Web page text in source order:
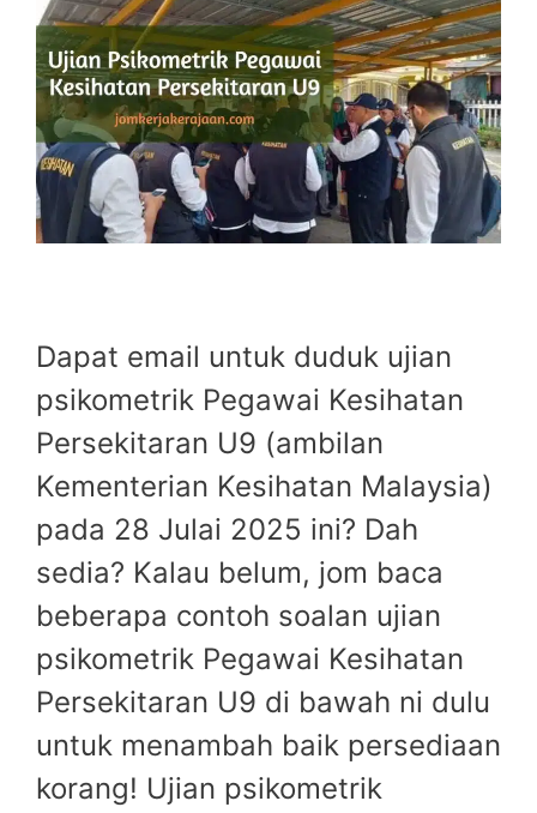
Dapat email untuk duduk ujian
psikometrik Pegawai Kesihatan
Persekitaran U9 (ambilan
Kementerian Kesihatan Malaysia)
pada 28 Julai 2025 ini? Dah
sedia? Kalau belum, jom baca
beberapa contoh soalan ujian
psikometrik Pegawai Kesihatan
Persekitaran U9 di bawah ni dulu
untuk menambah baik persediaan
korang! Ujian psikometrik